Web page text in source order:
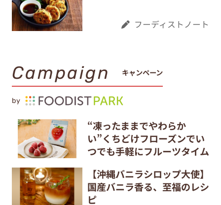
フーディストノート
Campaign キャンペーン
by
“凍ったままでやわらか
い”くちどけフローズンでい
つでも手軽にフルーツタイム
【沖縄バニラシロップ大使】
国産バニラ香る、至福のレシ
ピ